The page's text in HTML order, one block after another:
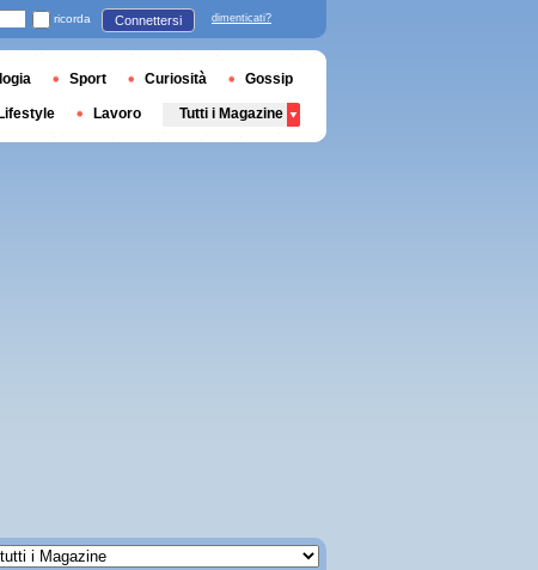
ricorda Connettersi dimenticati?
Sport Curiosità Gossip
Lifestyle Lavoro Tutti i Magazine